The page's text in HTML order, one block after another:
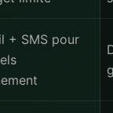
+ SMS pour